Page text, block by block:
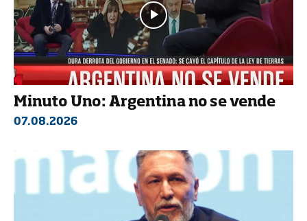
Minuto Uno: Argentina no se vende
07.08.2026